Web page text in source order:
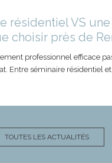
résidentiel VS
choisir près de
professionnel efficace
Entre séminaire résidentiel
TOUTES LES ACTUALITÉS